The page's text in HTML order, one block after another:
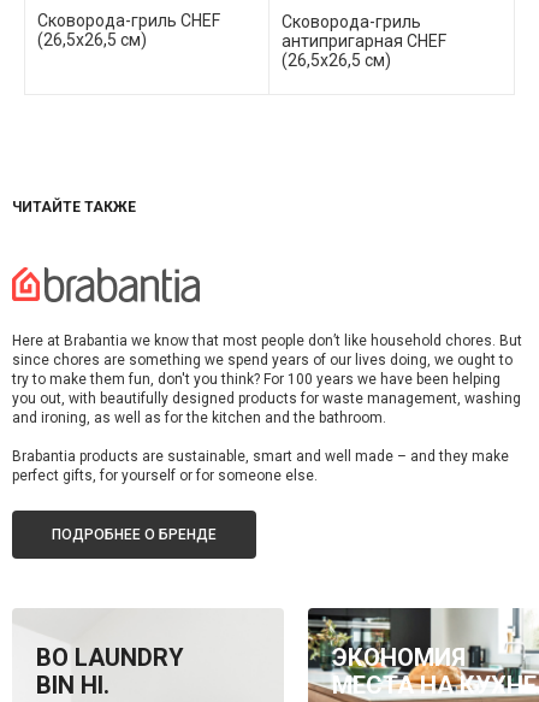
Сковорода-гриль CHEF
(26,5х26,5 см)
Сковорода-гриль
антипригарная CHEF
(26,5х26,5 см)
ЧИТАЙТЕ ТАКЖЕ
Here at Brabantia we know that most people don’t like household chores. But
since chores are something we spend years of our lives doing, we ought to
try to make them fun, don't you think? For 100 years we have been helping
you out, with beautifully designed products for waste management, washing
and ironing, as well as for the kitchen and the bathroom.
Brabantia products are sustainable, smart and well made – and they make
perfect gifts, for yourself or for someone else.
ПОДРОБНЕЕ О БРЕНДЕ
BO LAUNDRY
BIN HI.
ЭКОНОМИЯ
МЕСТА НА